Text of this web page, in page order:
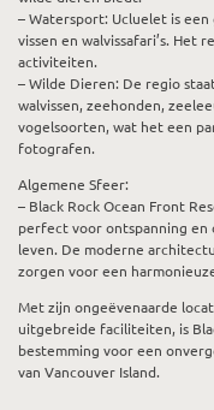
– Watersport: Ucluelet is
vissen en walvissafari’s.
activiteiten.
– Wilde Dieren: De regio
walvissen, zeehonden,
vogelsoorten, wat het een
fotografen.
Algemene Sfeer:
– Black Rock Ocean Front
perfect voor ontspanning en
leven. De moderne
zorgen voor een
Met zijn ongeëvenaarde
uitgebreide faciliteiten, is
bestemming voor een
van Vancouver Island.